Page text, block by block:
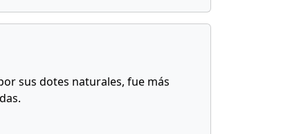
sus dotes naturales, fue más